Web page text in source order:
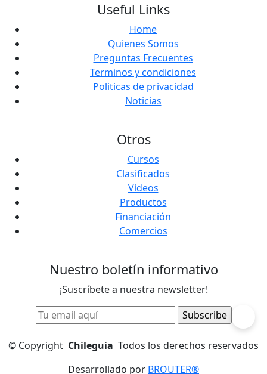
Useful Links
Home
Quienes Somos
Preguntas Frecuentes
Terminos y condiciones
Politicas de privacidad
Noticias
Otros
Cursos
Clasificados
Videos
Productos
Financiación
Comercios
Nuestro boletín informativo
¡Suscríbete a nuestra newsletter!
© Copyright Chileguia Todos los derechos reservados
Desarrollado por BROUTER®